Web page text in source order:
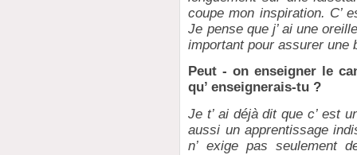
coupe mon inspiration. C’
Je pense que j’ ai une
important pour assurer une
Peut - on enseigner le
qu’ enseignerais-tu ?
Je t’ ai déjà dit que c’ est
aussi un apprentissage
n’ exige pas seulement